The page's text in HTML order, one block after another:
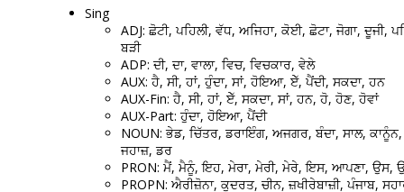
Sing
ADJ: ਛੋਟੀ, ਪਹਿਲੀ, ਵੱਧ, ਅਜਿਹਾ, ਕੋਈ, ਛੋਟਾ, ਜੋਗਾ, ਦੂਜੀ,
ਬੜੀ
ADP: ਦੀ, ਦਾ, ਵਾਲਾ, ਵਿਚ, ਵਿਚਕਾਰ, ਵੇਲੇ
AUX: ਹੈ, ਸੀ, ਹਾਂ, ਹੁੰਦਾ, ਸਾਂ, ਹੋਇਆ, ਏੱ, ਪੈਂਦੀ, ਸਕਦਾ, ਹਨ
AUX-Fin: ਹੈ, ਸੀ, ਹਾਂ, ਏੱ, ਸਕਦਾ, ਸਾਂ, ਹਨ, ਹੋ, ਹੋਣ, ਹੋਵਾਂ
AUX-Part: ਹੁੰਦਾ, ਹੋਇਆ, ਪੈਂਦੀ
NOUN: ਭੇਡ, ਚਿੱਤਰ, ਡਰਾਇੰਗ, ਅਜਗਰ, ਬੰਦਾ, ਸਾਲ, ਕਾਨੂੰਨ,
ਜਹਾਜ਼, ਡਰ
PRON: ਮੈਂ, ਮੈਨੂੰ, ਇਹ, ਮੇਰਾ, ਮੇਰੀ, ਮੇਰੇ, ਇਸ, ਆਪਣਾ, ਉਸ,
PROPN: ਐਰੀਜ਼ੋਨਾ, ਕੁਦਰਤ, ਚੀਨ, ਜ਼ਖੀਰੇਬਾਜ਼ੀ, ਪੰਜਾਬ,